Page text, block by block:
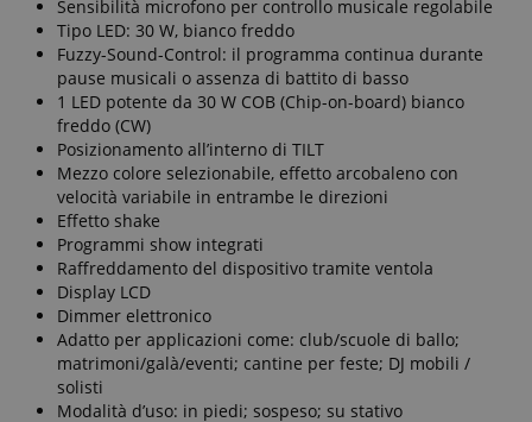
Sensibilità microfono per controllo musicale regolabile
Tipo LED: 30 W, bianco freddo
Fuzzy-Sound-Control: il programma continua durante
pause musicali o assenza di battito di basso
1 LED potente da 30 W COB (Chip-on-board) bianco
freddo (CW)
Posizionamento all’interno di TILT
Mezzo colore selezionabile, effetto arcobaleno con
velocità variabile in entrambe le direzioni
Effetto shake
Programmi show integrati
Raffreddamento del dispositivo tramite ventola
Display LCD
Dimmer elettronico
Adatto per applicazioni come: club/scuole di ballo;
matrimoni/galà/eventi; cantine per feste; DJ mobili /
solisti
Modalità d’uso: in piedi; sospeso; su stativo